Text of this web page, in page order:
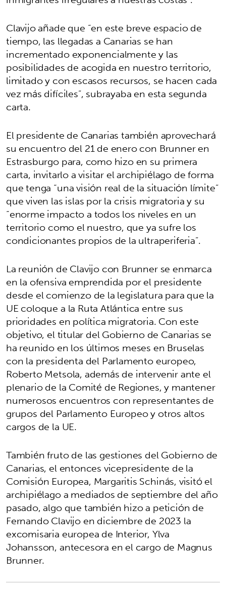
Clavijo añade que “en este breve espacio de
tiempo, las llegadas a Canarias se han
incrementado exponencialmente y las
posibilidades de acogida en nuestro territorio,
limitado y con escasos recursos, se hacen cada
vez más difíciles”, subrayaba en esta segunda
carta.
El presidente de Canarias también aprovechará
su encuentro del 21 de enero con Brunner en
Estrasburgo para, como hizo en su primera
carta, invitarlo a visitar el archipiélago de forma
que tenga “una visión real de la situación límite”
que viven las islas por la crisis migratoria y su
“enorme impacto a todos los niveles en un
territorio como el nuestro, que ya sufre los
condicionantes propios de la ultraperiferia”.
La reunión de Clavijo con Brunner se enmarca
en la ofensiva emprendida por el presidente
desde el comienzo de la legislatura para que la
UE coloque a la Ruta Atlántica entre sus
prioridades en política migratoria. Con este
objetivo, el titular del Gobierno de Canarias se
ha reunido en los últimos meses en Bruselas
con la presidenta del Parlamento europeo,
Roberto Metsola, además de intervenir ante el
plenario de la Comité de Regiones, y mantener
numerosos encuentros con representantes de
grupos del Parlamento Europeo y otros altos
cargos de la UE.
También fruto de las gestiones del Gobierno de
Canarias, el entonces vicepresidente de la
Comisión Europea, Margaritis Schinás, visitó el
archipiélago a mediados de septiembre del año
pasado, algo que también hizo a petición de
Fernando Clavijo en diciembre de 2023 la
excomisaria europea de Interior, Ylva
Johansson, antecesora en el cargo de Magnus
Brunner.